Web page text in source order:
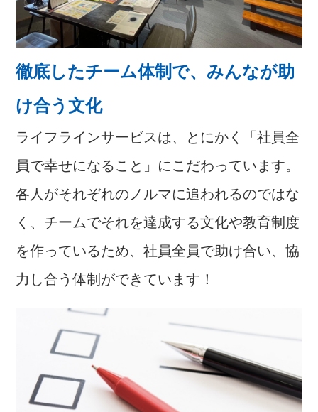
徹底したチーム体制で、みんなが助
け合う文化
ライフラインサービスは、とにかく「社員全
員で幸せになること」にこだわっています。
各人がそれぞれのノルマに追われるのではな
く、チームでそれを達成する文化や教育制度
を作っているため、社員全員で助け合い、協
力し合う体制ができています！